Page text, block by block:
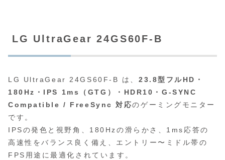
LG UltraGear 24GS60F-B
LG UltraGear 24GS60F‑B は、 23.8型フルHD・
180Hz・IPS 1ms（GTG）・HDR10・G‑SYNC
Compatible / FreeSync 対応のゲーミングモニター
です。
IPSの発色と視野角、180Hzの滑らかさ、1ms応答の
高速性をバランス良く備え、エントリー〜ミドル帯の
FPS用途に最適化されています。